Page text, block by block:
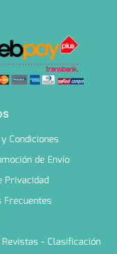
Condiciones
de Envío
Privacidad
Frecuentes
Revistas - Clasificación